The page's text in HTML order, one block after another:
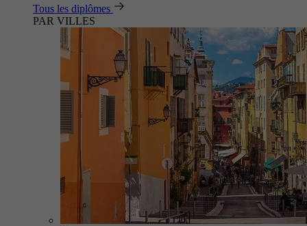
Tous les diplômes
PAR VILLES